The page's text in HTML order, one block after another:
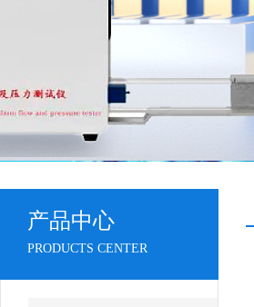
产品中心
PRODUCTS CENTER